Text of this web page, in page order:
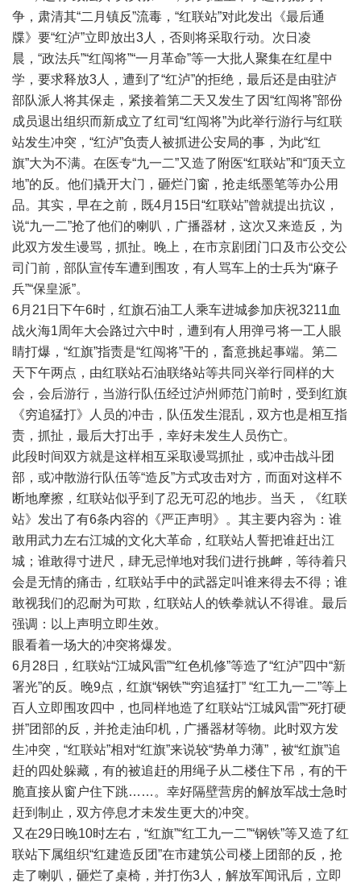
争，肃清其“二月镇反”流毒，“红联站”对此发出《最后通
牒》要“红泸”立即放出3人，否则将采取行动。次日凌
晨，“政法兵”“红闯将”“一月革命”等一大批人聚集在红星中
学，要求释放3人，遭到了“红泸”的拒绝，最后还是由驻泸
部队派人将其保走，紧接着第二天又发生了因“红闯将”部份
成员退出组织而新成立了红司“红闯将”为此举行游行与红联
站发生冲突，“红泸”负责人被抓进公安局的事，为此“红
旗”大为不满。在医专“九一二”又造了附医“红联站”和“顶天立
地”的反。他们撬开大门，砸烂门窗，抢走纸墨笔等办公用
品。其实，早在之前，既4月15日“红联站”曾就提出抗议，
说“九一二”抢了他们的喇叭，广播器材，这次又来造反，为
此双方发生谩骂，抓扯。晚上，在市京剧团门口及市公交公
司门前，部队宣传车遭到围攻，有人骂车上的士兵为“麻子
兵”“保皇派”。
6月21日下午6时，红旗石油工人乘车进城参加庆祝3211血
战火海1周年大会路过六中时，遭到有人用弹弓将一工人眼
睛打爆，“红旗”指责是“红闯将”干的，畜意挑起事端。第二
天下午两点，由红联站石油联络站等共同兴举行同样的大
会，会后游行，当游行队伍经过泸州师范门前时，受到红旗
《穷追猛打》人员的冲击，队伍发生混乱，双方也是相互指
责，抓扯，最后大打出手，幸好未发生人员伤亡。
此段时间双方就是这样相互采取谩骂抓扯，或冲击战斗团
部，或冲散游行队伍等“造反”方式攻击对方，而面对这样不
断地摩擦，红联站似乎到了忍无可忍的地步。当天，《红联
站》发出了有6条内容的《严正声明》。其主要内容为：谁
敢用武力左右江城的文化大革命，红联站人誓把谁赶出江
城；谁敢得寸进尺，肆无忌惮地对我们进行挑衅，等待着只
会是无情的痛击，红联站手中的武器定叫谁来得去不得；谁
敢视我们的忍耐为可欺，红联站人的铁拳就认不得谁。最后
强调：以上声明立即生效。
眼看着一场大的冲突将爆发。
6月28日，红联站“江城风雷”“红色机修”等造了“红泸”四中“新
署光”的反。晚9点，红旗“钢铁”“穷追猛打” “红工九一二”等上
百人立即围攻四中，也同样地造了红联站“江城风雷”“死打硬
拼”团部的反，并抢走油印机，广播器材等物。此时双方发
生冲突，“红联站”相对“红旗”来说较“势单力薄”，被“红旗”追
赶的四处躲藏，有的被追赶的用绳子从二楼住下吊，有的干
脆直接从窗户住下跳……。幸好隔壁营房的解放军战士急时
赶到制止，双方停息才未发生更大的冲突。
又在29日晚10时左右，“红旗”“红工九一二”“钢铁”等又造了红
联站下属组织“红建造反团”在市建筑公司楼上团部的反，抢
走了喇叭，砸烂了桌椅，并打伤3人，解放军闻讯后，立即